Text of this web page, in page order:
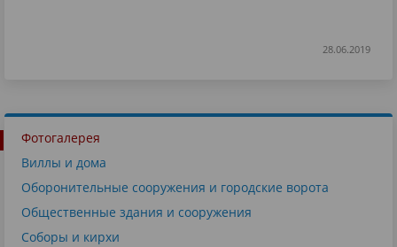
28.06.2019
Фотогалерея
Виллы и дома
Оборонительные сооружения и городские ворота
Общественные здания и сооружения
Соборы и кирхи